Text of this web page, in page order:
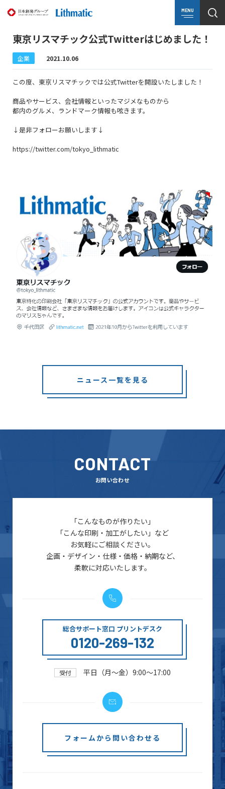
MENU
東京リスマチック公式Twitterはじめました！
企業 2021.10.06
この度、東京リスマチックでは公式Twitterを開設いたしました！
商品やサービス、会社情報といったマジメなものから
都内のグルメ、ランドマーク情報も呟きます。
↓是非フォローお願いします↓
https://twitter.com/tokyo_lithmatic
ニュース一覧を見る
CONTACT
お問い合わせ
「こんなものが作りたい」
「こんな印刷・加工がしたい」など
お気軽にご相談ください。
企画・デザイン・仕様・価格・納期など、
柔軟に対応いたします。
総合サポート窓口 プリントデスク
0120-269-132
受付 平日（月～金）9:00～17:00
フォームから問い合わせる